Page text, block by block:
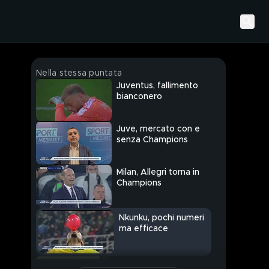
Nella stessa puntata
Juventus, fallimento
bianconero
Juve, mercato con e
senza Champions
Milan, Allegri torna in
Champions
Nkunku, pochi numeri
ma efficace